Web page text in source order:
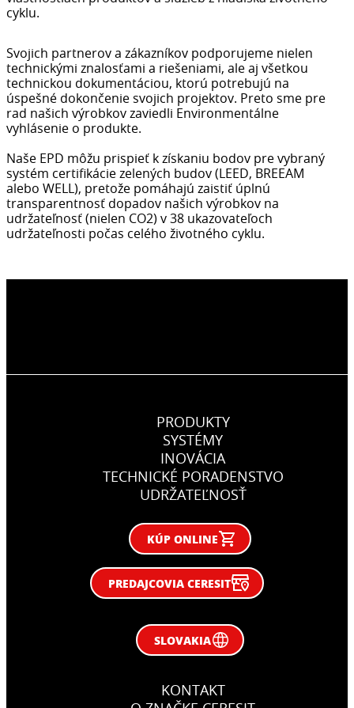
cyklu.
Svojich partnerov a zákazníkov podporujeme nielen
technickými znalosťami a riešeniami, ale aj všetkou
technickou dokumentáciou, ktorú potrebujú na
úspešné dokončenie svojich projektov. Preto sme pre
rad našich výrobkov zaviedli Environmentálne
vyhlásenie o produkte.
Naše EPD môžu prispieť k získaniu bodov pre vybraný
systém certifikácie zelených budov (LEED, BREEAM
alebo WELL), pretože pomáhajú zaistiť úplnú
transparentnosť dopadov našich výrobkov na
udržateľnosť (nielen CO2) v 38 ukazovateľoch
udržateľnosti počas celého životného cyklu.
PRODUKTY
SYSTÉMY
INOVÁCIA
TECHNICKÉ PORADENSTVO
UDRŽATEĽNOSŤ
KÚP ONLINE
PREDAJCOVIA CERESIT
SLOVAKIA
KONTAKT